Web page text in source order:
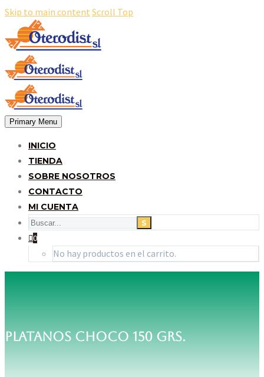
Skip to main content Scroll Top
Primary Menu
INICIO
TIENDA
SOBRE NOSOTROS
CONTACTO
MI CUENTA
0
No hay productos en el carrito.
PLATANOS CHOCO 150 GRS.